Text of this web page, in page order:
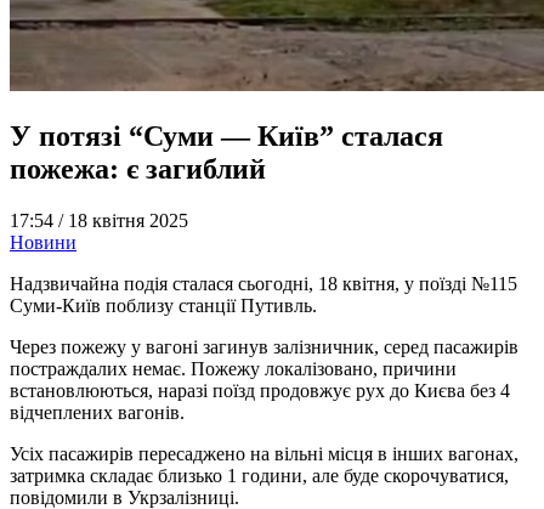
У потязі “Суми — Київ” сталася
пожежа: є загиблий
17:54 / 18 квітня 2025
Новини
Надзвичайна подія сталася сьогодні, 18 квітня, у поїзді №115
Суми-Київ поблизу станції Путивль.
Через пожежу у вагоні загинув залізничник, серед пасажирів
постраждалих немає. Пожежу локалізовано, причини
встановлюються, наразі поїзд продовжує рух до Києва без 4
відчеплених вагонів.
Усіх пасажирів пересаджено на вільні місця в інших вагонах,
затримка складає близько 1 години, але буде скорочуватися,
повідомили в Укрзалізниці.